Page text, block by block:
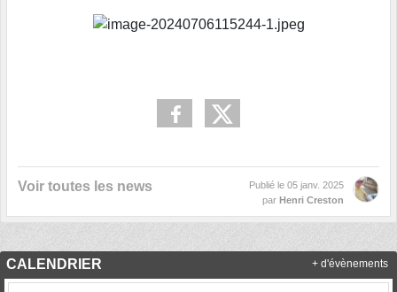
Voir toutes les news Publié le 05 janv. 2025
par Henri Creston
CALENDRIER + d'évènements